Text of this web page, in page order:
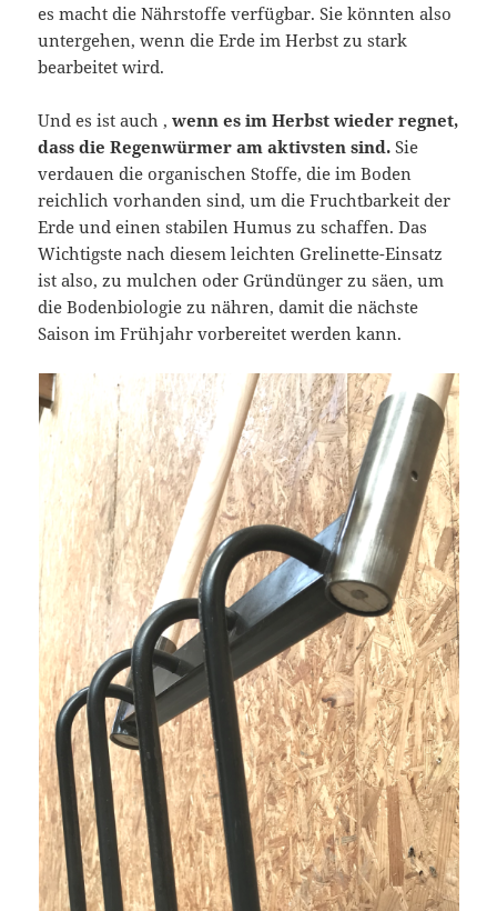
es macht die Nährstoffe verfügbar. Sie könnten also
untergehen, wenn die Erde im Herbst zu stark
bearbeitet wird.
Und es ist auch ,wenn es im Herbst wieder regnet,
dass die Regenwürmer am aktivsten sind.Sie
verdauen die organischen Stoffe, die im Boden
reichlich vorhanden sind, um die Fruchtbarkeit der
Erde und einen stabilen Humus zu schaffen. Das
Wichtigste nach diesem leichten Grelinette-Einsatz
ist also, zu mulchen oder Gründünger zu säen, um
die Bodenbiologie zu nähren, damit die nächste
Saison im Frühjahr vorbereitet werden kann.